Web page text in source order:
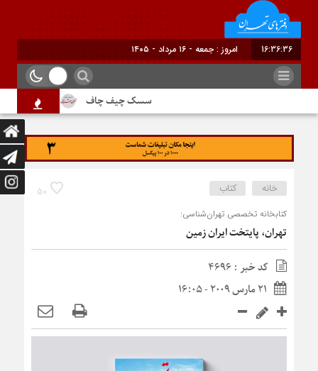
16:36:37 امروز : جمعه - ۱۶ مرداد - ۱۴۰۵
سسک چیف چاف دم جنبانک ابلق
50 خانه کتاب
کتابخانه تخصصی تهران‌شناسی:
تهران، پایتخت ایران زمین
کد خبر : 4696
21 مارس 2009 - 16:05